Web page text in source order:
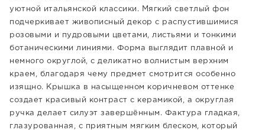
уютной итальянской классики. Мягкий светлый фон
подчеркивает живописный декор с распустившимися
розовыми и пудровыми цветами, листьями и тонкими
ботаническими линиями. Форма выглядит плавной и
немного округлой, с деликатно волнистым верхним
краем, благодаря чему предмет смотрится особенно
изящно. Крышка в насыщенном коричневом оттенке
создает красивый контраст с керамикой, а округлая
ручка делает силуэт завершённым. Фактура гладкая,
глазурованная, с приятным мягким блеском, который